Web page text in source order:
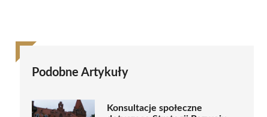
Podobne Artykuły
Konsultacje społeczne